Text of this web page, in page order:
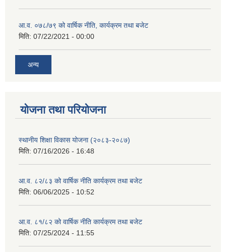
आ.व. ०७८/७९ को वार्षिक नीति, कार्यक्रम तथा बजेट
मिति: 07/22/2021 - 00:00
अन्य
याेजना तथा परियाेजना
स्थानीय शिक्षा विकास योजना (२०८३-२०८७)
मिति: 07/16/2026 - 16:48
आ.व. ८२/८३ को वार्षिक नीति कार्यक्रम तथा बजेट
मिति: 06/06/2025 - 10:52
आ.व. ८१/८२ को वार्षिक नीति कार्यक्रम तथा बजेट
मिति: 07/25/2024 - 11:55